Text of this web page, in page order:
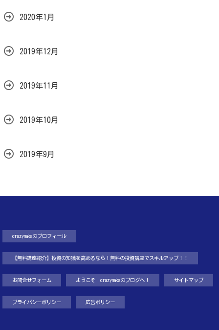
2020年1月
2019年12月
2019年11月
2019年10月
2019年9月
crazynakaのプロフィール
【無料講座紹介】投資の知識を高めるなら！無料の投資講座でスキルアップ！！
お問合せフォーム ようこそ crazynakaのブログへ！ サイトマップ
プライバシーポリシー 広告ポリシー